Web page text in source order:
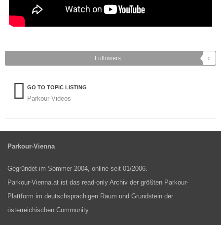
Followers 0
GO TO TOPIC LISTING
Parkour-Videos
Parkour-Vienna
Gegründet im Sommer 2004, online seit 01/2006.
Parkour-Vienna.at ist das read-only Archiv der größten Parkour-
Plattform im deutschsprachigen Raum und Grundstein der
österreichischen Community.